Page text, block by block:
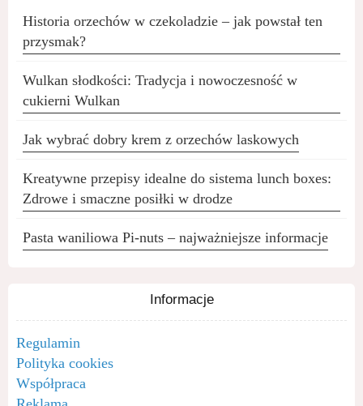
Historia orzechów w czekoladzie – jak powstał ten
przysmak?
Wulkan słodkości: Tradycja i nowoczesność w
cukierni Wulkan
Jak wybrać dobry krem z orzechów laskowych
Kreatywne przepisy idealne do sistema lunch boxes:
Zdrowe i smaczne posiłki w drodze
Pasta waniliowa Pi-nuts – najważniejsze informacje
Informacje
Regulamin
Polityka cookies
Współpraca